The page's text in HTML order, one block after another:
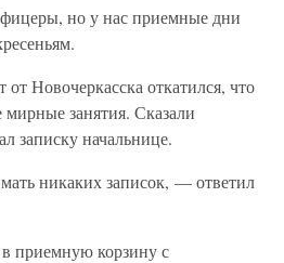
но у нас приемные дни
Новочеркасска откатился, что
занятия. Сказали
записку начальнице.
никаких записок, — ответил
приемную корзину с